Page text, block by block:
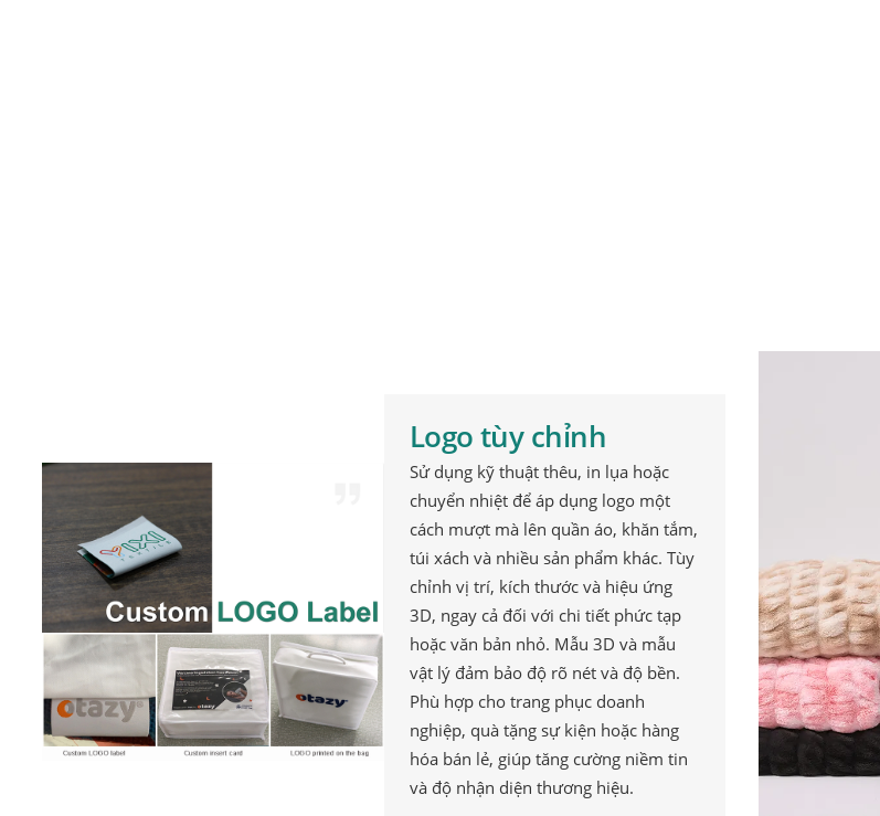
Logo tùy chỉnh
Sử dụng kỹ thuật thêu, in lụa hoặc
chuyển nhiệt để áp dụng logo một
cách mượt mà lên quần áo, khăn tắm,
túi xách và nhiều sản phẩm khác. Tùy
chỉnh vị trí, kích thước và hiệu ứng
3D, ngay cả đối với chi tiết phức tạp
hoặc văn bản nhỏ. Mẫu 3D và mẫu
vật lý đảm bảo độ rõ nét và độ bền.
Phù hợp cho trang phục doanh
nghiệp, quà tặng sự kiện hoặc hàng
hóa bán lẻ, giúp tăng cường niềm tin
và độ nhận diện thương hiệu.